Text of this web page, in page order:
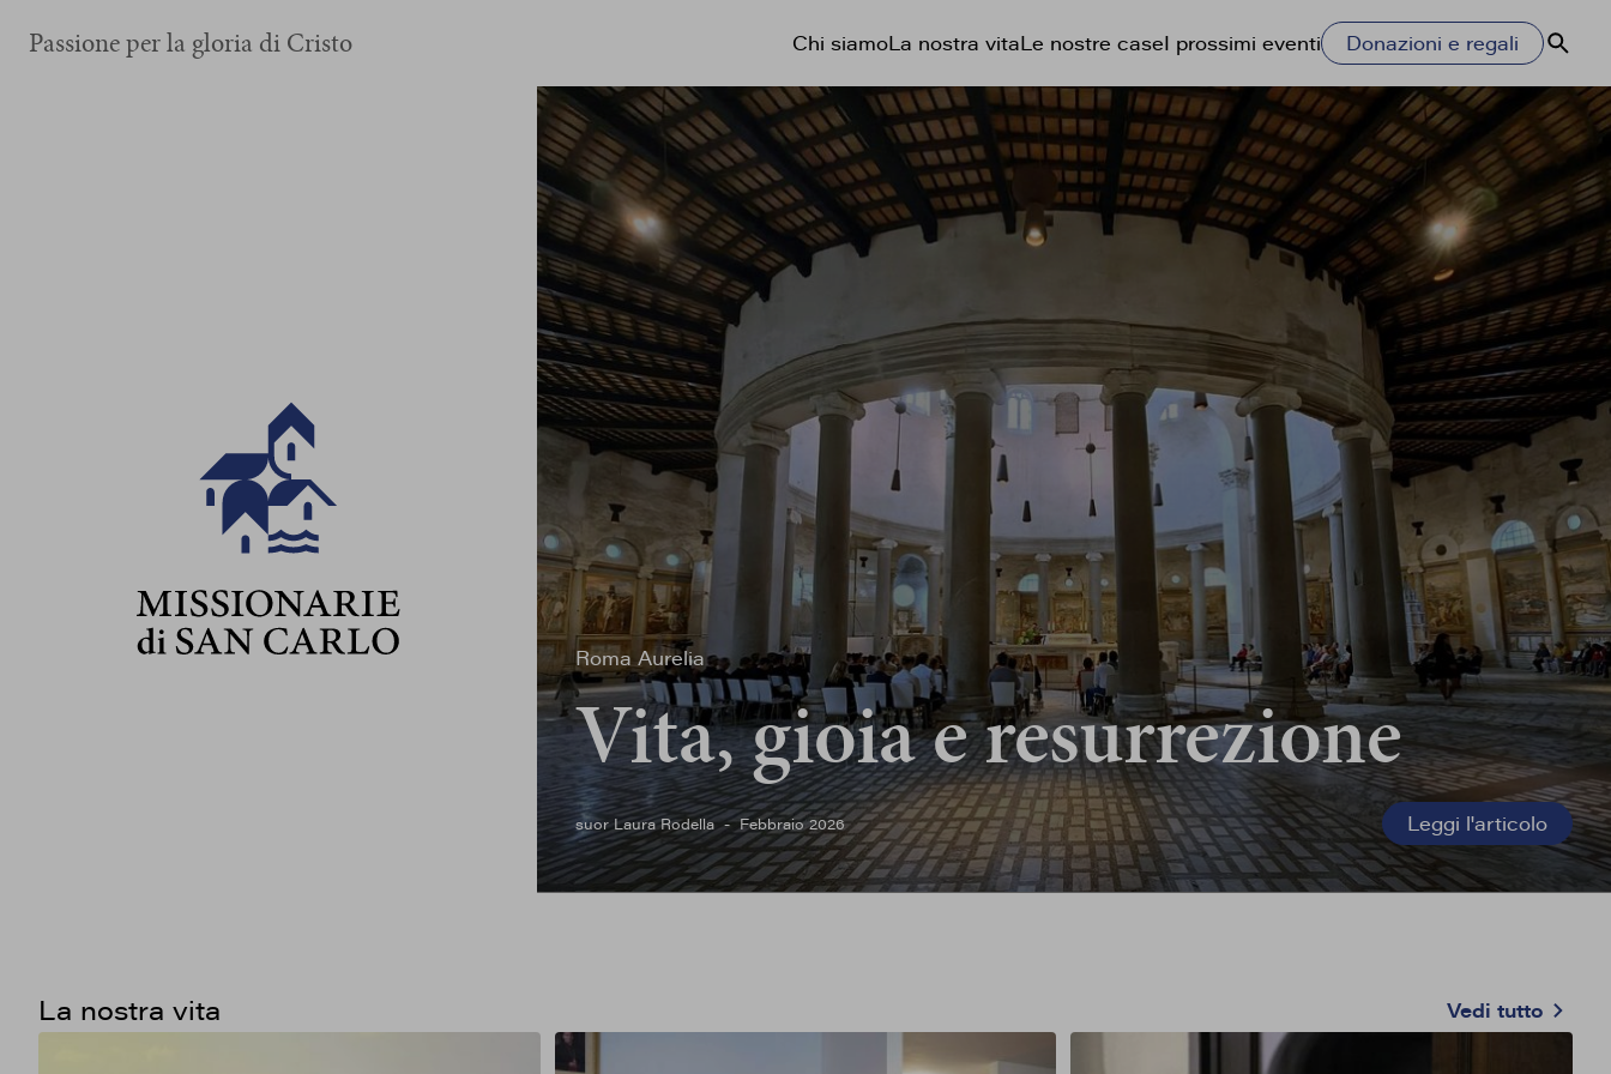
Passione per la gloria di Cristo Chi siamoLa nostra vitaLe nostre caseI prossimi eventi Donazioni e regali Cerca
Roma Aurelia
Vita, gioia e resurrezione
suor Laura Rodella Febbraio 2026 Leggi l'articolo
La nostra vita Vedi tutto